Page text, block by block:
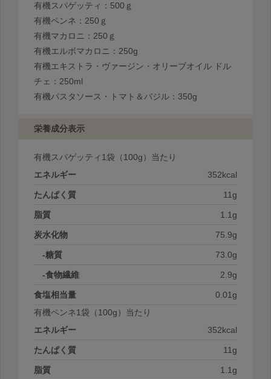
有機スパゲッティ：500ｇ
有機ペンネ：250ｇ
有機マカロニ：250ｇ
有機エルボマカロニ：250g
有機エキストラ・ヴァージン・オリーブオイル ドル
チェ：250ml
有機パスタソース・トマト＆バジル：350g
栄養成分表示
有機スパゲッティ1袋 （100g）当たり
エネルギー
352kcal
たんぱく質 11g
脂質 1.1g
炭水化物 75.9g
-糖質 73.0g
-食物繊維 2.9g
食塩相当量
0.01g
有機ペンネ1袋 （100g）当たり
エネルギー
352kcal
たんぱく質 11g
脂質 1.1g